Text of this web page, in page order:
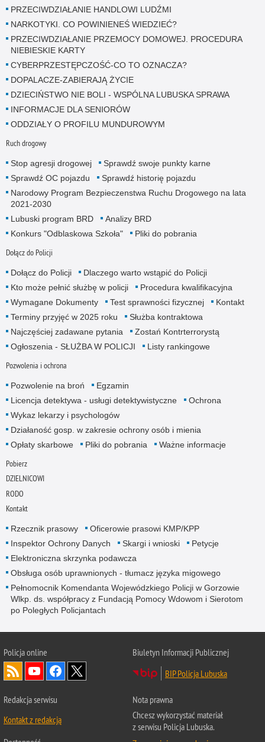
PRZECIWDZIAŁANIE HANDLOWI LUDŹMI
NARKOTYKI. CO POWINIENEŚ WIEDZIEĆ?
PRZECIWDZIAŁANIE PRZEMOCY DOMOWEJ. PROCEDURA
NIEBIESKIE KARTY
CYBERPRZESTĘPCZOŚĆ-CO TO OZNACZA?
DOPALACZE-ZABIERAJĄ ŻYCIE
DZIECIŃSTWO NIE BOLI - WSPÓLNA LUBUSKA SPRAWA
INFORMACJE DLA SENIORÓW
ODDZIAŁY O PROFILU MUNDUROWYM
Ruch drogowy
Stop agresji drogowej
Sprawdź swoje punkty karne
Sprawdź OC pojazdu
Sprawdź historię pojazdu
Narodowy Program Bezpieczenstwa Ruchu Drogowego na lata
2021-2030
Lubuski program BRD
Analizy BRD
Konkurs "Odblaskowa Szkoła"
Pliki do pobrania
Dołącz do Policji
Dołącz do Policji
Dlaczego warto wstąpić do Policji
Kto może pełnić służbę w policji
Procedura kwalifikacyjna
Wymagane Dokumenty
Test sprawności fizycznej
Kontakt
Terminy przyjęć w 2025 roku
Służba kontraktowa
Najczęściej zadawane pytania
Zostań Kontrterrorystą
Ogłoszenia - SŁUŻBA W POLICJI
Listy rankingowe
Pozwolenia i ochrona
Pozwolenie na broń
Egzamin
Licencja detektywa - usługi detektywistyczne
Ochrona
Wykaz lekarzy i psychologów
Działaność gosp. w zakresie ochrony osób i mienia
Opłaty skarbowe
Pliki do pobrania Ważne informacje
Pobierz
DZIELNICOWI
RODO
Kontakt
Rzecznik prasowy
Oficerowie prasowi KMP/KPP
Inspektor Ochrony Danych
Skargi i wnioski
Petycje
Elektroniczna skrzynka podawcza
Obsługa osób uprawnionych - tłumacz języka migowego
Pełnomocnik Komendanta Wojewódzkiego Policji w Gorzowie
Wlkp. ds. współpracy z Fundacją Pomocy Wdowom i Sierotom
po Poległych Policjantach
Policja online
Biuletyn Informacji Publicznej
BIP Policja Lubuska
Redakcja serwisu
Kontakt z redakcją
Nota prawna
Chcesz wykorzystać materiał
z serwisu Policja Lubuska.